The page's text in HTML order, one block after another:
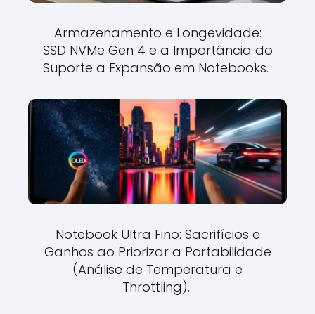
Armazenamento e Longevidade:
SSD NVMe Gen 4 e a Importância do
Suporte a Expansão em Notebooks.
Notebook Ultra Fino: Sacrifícios e
Ganhos ao Priorizar a Portabilidade
(Análise de Temperatura e
Throttling).